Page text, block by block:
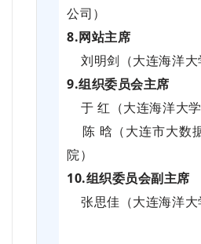
公司）
8.网站主席
刘明剑（大连海洋大
9.组织委员会主席
于 红（大连海洋大学
陈 晗（大连市大数
院）
10.组织委员会副主席
张思佳（大连海洋大